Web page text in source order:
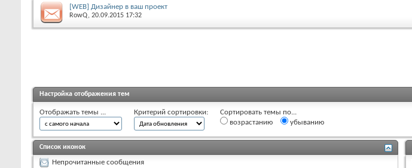
[WEB] Дизайнер в ваш проект
RowQ, 20.09.2015 17:32
Настройка отображения тем
Отображать темы ... Критерий сортировки:
Сортировать темы по...
возрастанию
убыванию
Список иконок
Непрочитанные сообщения